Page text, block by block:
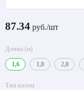
87.34 руб./шт
Длина (м)
1,6 1,8 2,0
Тип колец